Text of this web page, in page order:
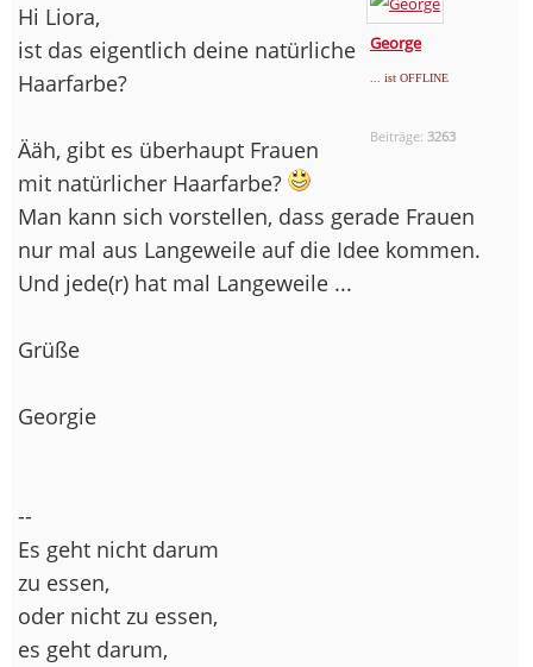
George
... ist OFFLINE
Beiträge:3263
Hi Liora,
ist das eigentlich deine natürliche
Haarfarbe?
Ääh, gibt es überhaupt Frauen
mit natürlicher Haarfarbe?
Man kann sich vorstellen, dass gerade Frauen
nur mal aus Langeweile auf die Idee kommen.
Und jede(r) hat mal Langeweile ...
Grüße
Georgie
--
Es geht nicht darum
zu essen,
oder nicht zu essen,
es geht darum,